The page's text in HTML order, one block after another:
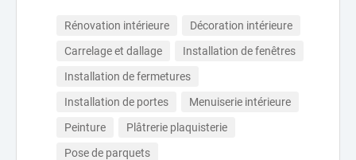
Rénovation intérieure
Décoration intérieure
Carrelage et dallage
Installation de fenêtres
Installation de fermetures
Installation de portes
Menuiserie intérieure
Peinture
Plâtrerie plaquisterie
Pose de parquets